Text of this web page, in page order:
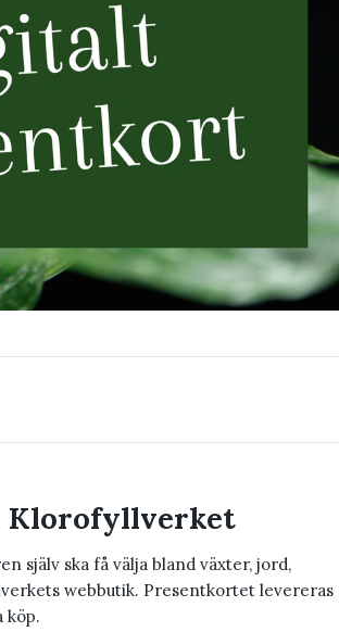
själv ska få välja bland växter, jord,
webbutik. Presentkortet levereras
köp.